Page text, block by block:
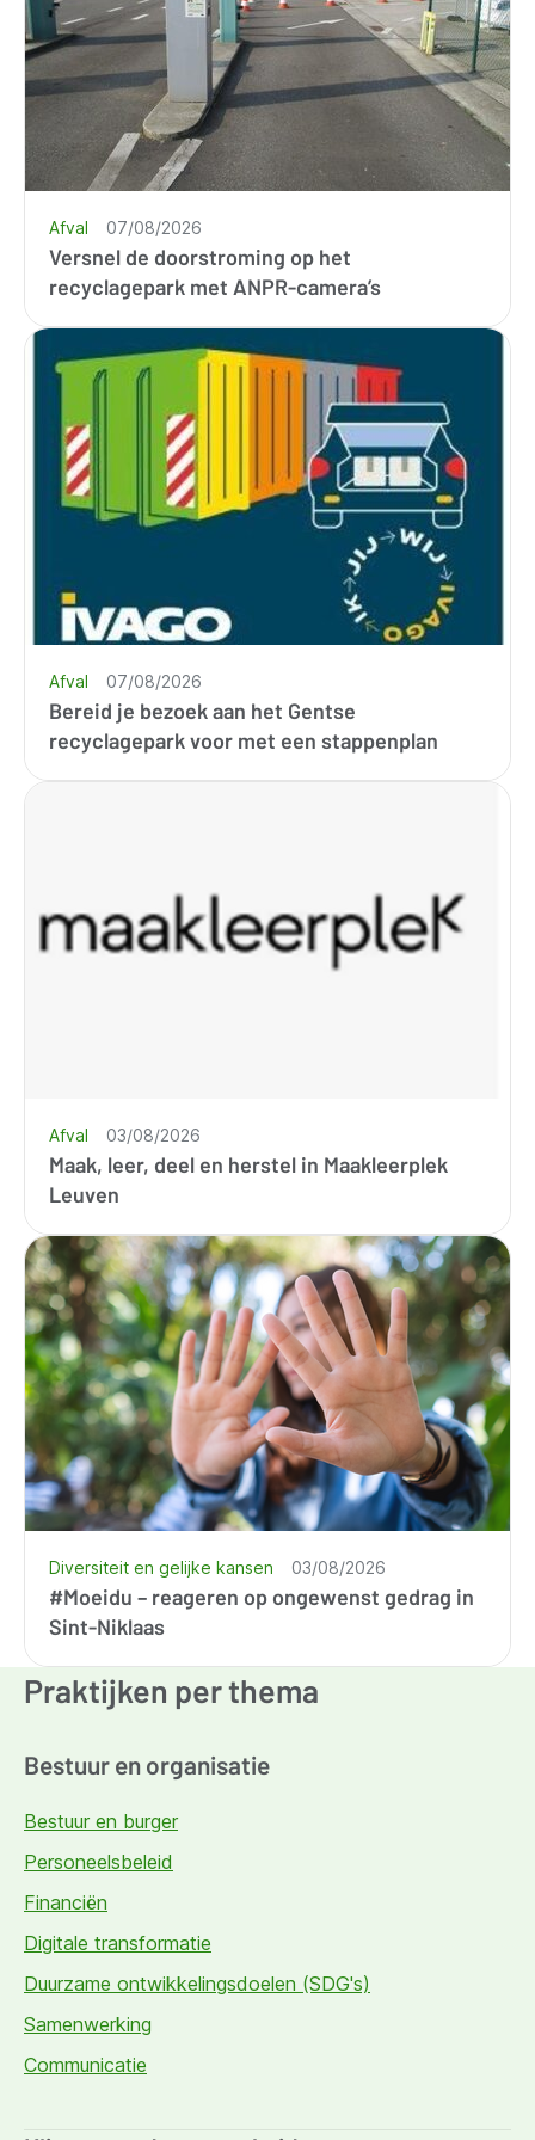
Versnel de doorstroming op het
recyclagepark met ANPR-camera’s
Afval 07/08/2026
Bereid je bezoek aan het Gentse
recyclagepark voor met een stappenplan
Afval 07/08/2026
Maak, leer, deel en herstel in Maakleerplek
Leuven
Afval 03/08/2026
#Moeidu – reageren op ongewenst gedrag in
Sint-Niklaas
Diversiteit en gelijke kansen 03/08/2026
Praktijken per thema
Bestuur en organisatie
Bestuur en burger
Personeelsbeleid
Financiën
Digitale transformatie
Duurzame ontwikkelingsdoelen (SDG's)
Samenwerking
Communicatie